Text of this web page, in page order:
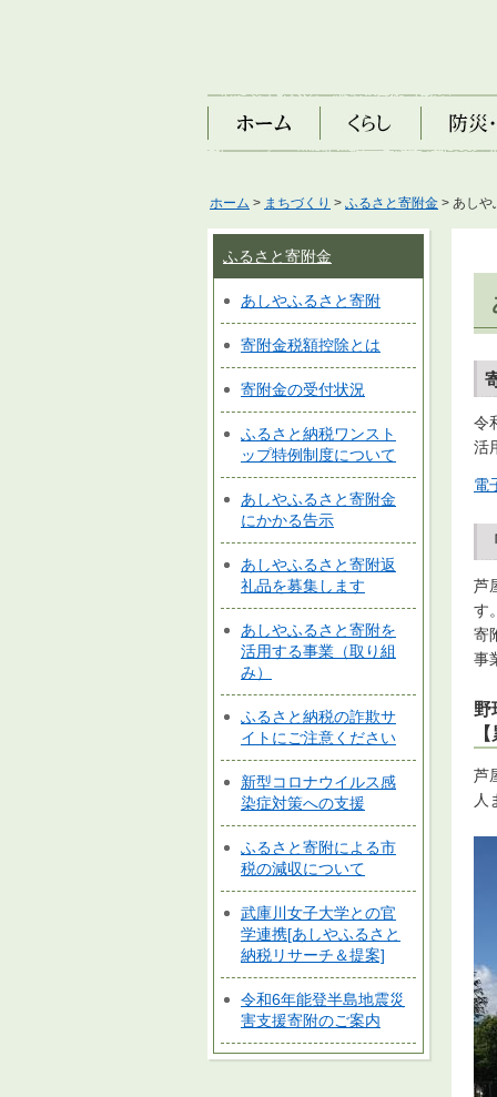
ホーム くらし 防災・安全
ホーム > まちづくり > ふるさと寄附金 > あしや
ふるさと寄附金
あしやふるさと寄附
寄附金税額控除とは
寄附金の受付状況
ふるさと納税ワンスト
ップ特例制度について
あしやふるさと寄附金
にかかる告示
あしやふるさと寄附返
礼品を募集します
あしやふるさと寄附を
活用する事業（取り組
み）
ふるさと納税の詐欺サ
イトにご注意ください
新型コロナウイルス感
染症対策への支援
ふるさと寄附による市
税の減収について
武庫川女子大学との官
学連携[あしやふるさと
納税リサーチ＆提案]
令和6年能登半島地震災
害支援寄附のご案内
令
活
電
芦
す
寄
事
野
芦
人